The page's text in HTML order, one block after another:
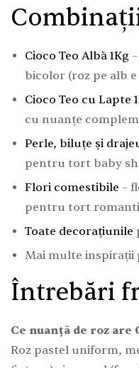
Cioco Teo Albă 1Kg
bicolor (roz pe alb e
Cioco Teo cu Lapte
cu nuanțe
Perle, biluțe și
pentru tort baby
Flori comestibile –
pentru tort
Toate decorațiunile
Mai multe inspirații
Întrebări
Ce nuanță de roz are
Roz pastel uniform,